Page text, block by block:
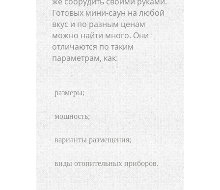
Готовых мини-саун на любой
вкус и по разным ценам
можно найти много. Они
отличаются по таким
параметрам, как:
размеры;
мощность;
варианты размещения;
виды отопительных приборов.